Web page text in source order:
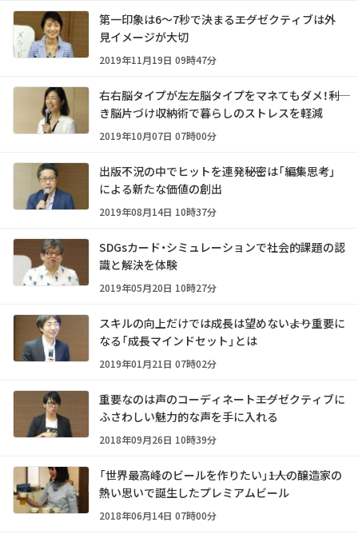
第一印象は6～7秒で決まる――エグゼクティブは外
見イメージが大切
2019年11月19日 09時47分
右右脳タイプが左左脳タイプをマネてもダメ！――利
き脳片づけ収納術で暮らしのストレスを軽減
2019年10月07日 07時00分
出版不況の中でヒットを連発――秘密は「編集思考」
による新たな価値の創出
2019年08月14日 10時37分
SDGsカード・シミュレーションで社会的課題の認
識と解決を体験
2019年05月20日 10時27分
スキルの向上だけでは成長は望めない――より重要に
なる「成長マインドセット」とは
2019年01月21日 07時02分
重要なのは声のコーディネート――エグゼクティブに
ふさわしい魅力的な声を手に入れる
2018年09月26日 10時39分
「世界最高峰のビールを作りたい」――1人の醸造家の
熱い思いで誕生したプレミアムビール
2018年06月14日 07時00分